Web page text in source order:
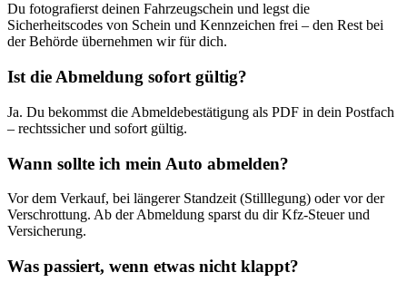
Du fotografierst deinen Fahrzeugschein und legst die
Sicherheitscodes von Schein und Kennzeichen frei – den Rest bei
der Behörde übernehmen wir für dich.
Ist die Abmeldung sofort gültig?
Ja. Du bekommst die Abmeldebestätigung als PDF in dein Postfach
– rechtssicher und sofort gültig.
Wann sollte ich mein Auto abmelden?
Vor dem Verkauf, bei längerer Standzeit (Stilllegung) oder vor der
Verschrottung. Ab der Abmeldung sparst du dir Kfz-Steuer und
Versicherung.
Was passiert, wenn etwas nicht klappt?